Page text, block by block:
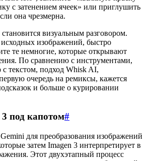
с затенением ячеек» или приглушить
она чрезмерна.
визуальным разговором.
изображений, быстро
те немногие, которые открывают
По сравнению с инструментами,
текстом, подход Whisk AI,
очередь на ремиксы, кажется
и больше о курировании
под капотом#
для преобразования изображений
затем Imagen 3 интерпретирует в
Этот двухэтапный процесс